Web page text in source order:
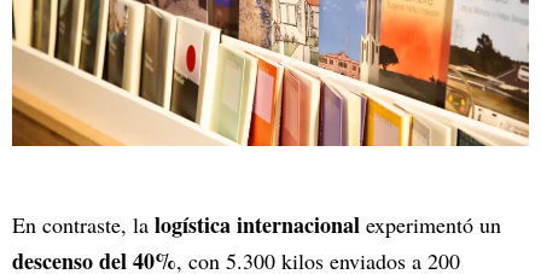
En contraste, la logística internacional experimentó un
descenso del 40%, con 5.300 kilos enviados a 200